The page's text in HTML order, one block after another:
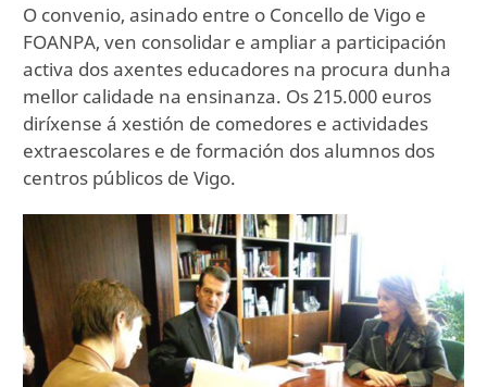
O convenio, asinado entre o Concello de Vigo e
FOANPA, ven consolidar e ampliar a participación
activa dos axentes educadores na procura dunha
mellor calidade na ensinanza. Os 215.000 euros
diríxense á xestión de comedores e actividades
extraescolares e de formación dos alumnos dos
centros públicos de Vigo.